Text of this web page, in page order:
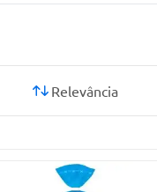
Delivery
Relevância